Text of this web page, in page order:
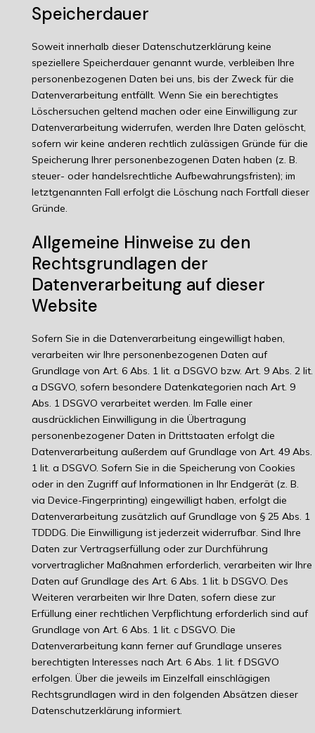
Speicherdauer
Soweit innerhalb dieser Datenschutzerklärung keine
speziellere Speicherdauer genannt wurde, verbleiben Ihre
personenbezogenen Daten bei uns, bis der Zweck für die
Datenverarbeitung entfällt. Wenn Sie ein berechtigtes
Löschersuchen geltend machen oder eine Einwilligung zur
Datenverarbeitung widerrufen, werden Ihre Daten gelöscht,
sofern wir keine anderen rechtlich zulässigen Gründe für die
Speicherung Ihrer personenbezogenen Daten haben (z. B.
steuer- oder handelsrechtliche Aufbewahrungsfristen); im
letztgenannten Fall erfolgt die Löschung nach Fortfall dieser
Gründe.
Allgemeine Hinweise zu den
Rechtsgrundlagen der
Datenverarbeitung auf dieser
Website
Sofern Sie in die Datenverarbeitung eingewilligt haben,
verarbeiten wir Ihre personenbezogenen Daten auf
Grundlage von Art. 6 Abs. 1 lit. a DSGVO bzw. Art. 9 Abs. 2 lit.
a DSGVO, sofern besondere Datenkategorien nach Art. 9
Abs. 1 DSGVO verarbeitet werden. Im Falle einer
ausdrücklichen Einwilligung in die Übertragung
personenbezogener Daten in Drittstaaten erfolgt die
Datenverarbeitung außerdem auf Grundlage von Art. 49 Abs.
1 lit. a DSGVO. Sofern Sie in die Speicherung von Cookies
oder in den Zugriff auf Informationen in Ihr Endgerät (z. B.
via Device-Fingerprinting) eingewilligt haben, erfolgt die
Datenverarbeitung zusätzlich auf Grundlage von § 25 Abs. 1
TDDDG. Die Einwilligung ist jederzeit widerrufbar. Sind Ihre
Daten zur Vertragserfüllung oder zur Durchführung
vorvertraglicher Maßnahmen erforderlich, verarbeiten wir Ihre
Daten auf Grundlage des Art. 6 Abs. 1 lit. b DSGVO. Des
Weiteren verarbeiten wir Ihre Daten, sofern diese zur
Erfüllung einer rechtlichen Verpflichtung erforderlich sind auf
Grundlage von Art. 6 Abs. 1 lit. c DSGVO. Die
Datenverarbeitung kann ferner auf Grundlage unseres
berechtigten Interesses nach Art. 6 Abs. 1 lit. f DSGVO
erfolgen. Über die jeweils im Einzelfall einschlägigen
Rechtsgrundlagen wird in den folgenden Absätzen dieser
Datenschutzerklärung informiert.